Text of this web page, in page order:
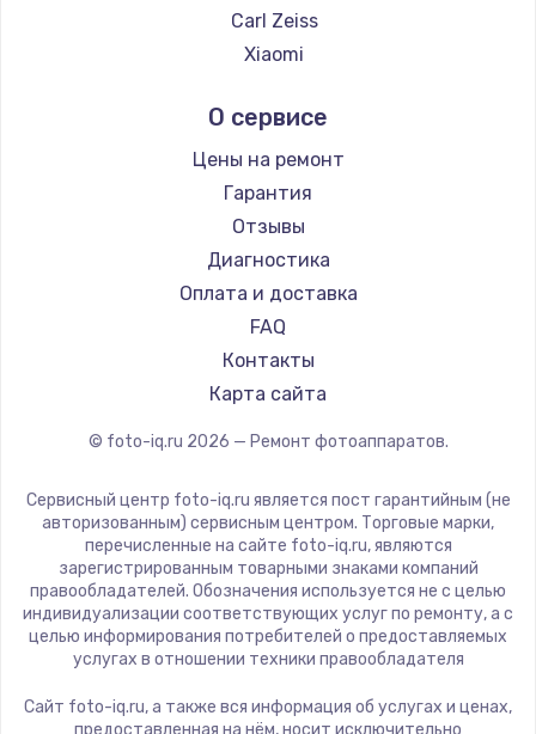
Carl Zeiss
Xiaomi
Kodak
Blackmagic
О сервисе
Цены на ремонт
Гарантия
Отзывы
Диагностика
Оплата и доставка
FAQ
Контакты
Карта сайта
© foto-iq.ru 2026 — Ремонт фотоаппаратов.
Сервисный центр foto-iq.ru является пост гарантийным (не
авторизованным) сервисным центром. Торговые марки,
перечисленные на сайте foto-iq.ru, являются
зарегистрированным товарными знаками компаний
правообладателей. Обозначения используется не с целью
индивидуализации соответствующих услуг по ремонту, а с
целью информирования потребителей о предоставляемых
услугах в отношении техники правообладателя
Сайт foto-iq.ru, а также вся информация об услугах и ценах,
предоставленная на нём, носит исключительно